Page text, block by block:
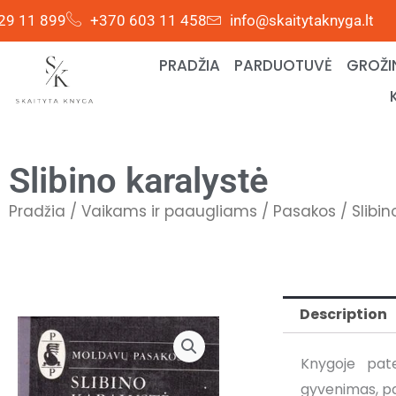
Skip
to
content
11 899 +370 603 11 458 info@skaitytaknyga.lt
PRADŽIA PARDUOTUVĖ
Slibino karalystė
Pradžia / Vaikams ir paaugliams / Pasakos /
Description
Knygoje
gyvenimas,